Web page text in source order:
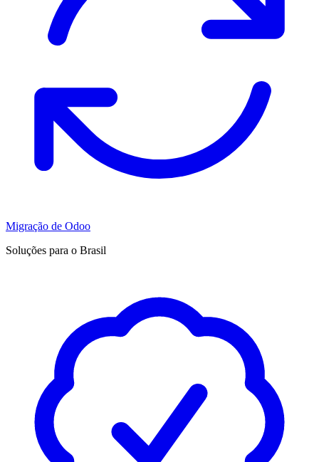
Migração de Odoo
Soluções para o Brasil